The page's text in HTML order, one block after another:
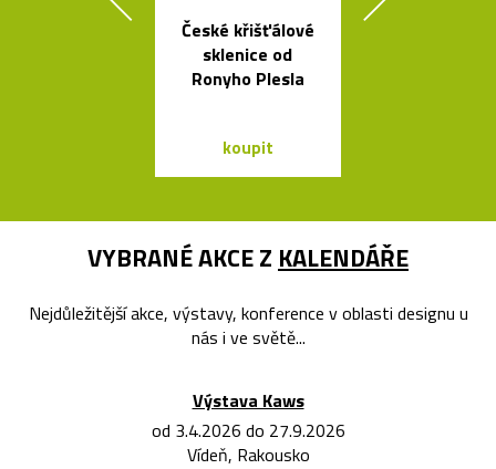
České křišťálové
sklenice od
Ronyho Plesla
koupit
VYBRANÉ AKCE Z KALENDÁŘE
Nejdůležitější akce, výstavy, konference v oblasti designu u
nás i ve světě...
Výstava Kaws
od 3.4.2026 do 27.9.2026
Vídeň, Rakousko